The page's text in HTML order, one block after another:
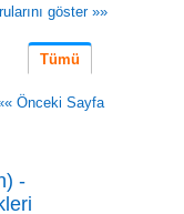
göster »»
Tümü
Önceki Sayfa
-